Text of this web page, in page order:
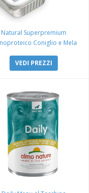
Natural Superpremium
Coniglio e Mela
VEDI PREZZI